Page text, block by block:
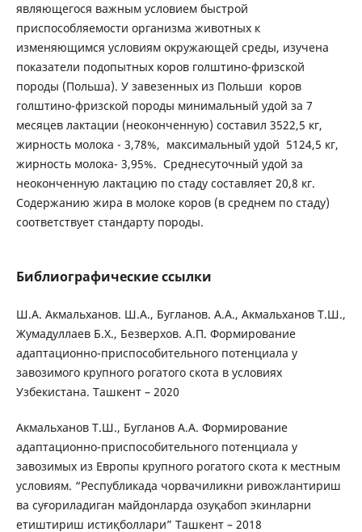
являющегося важным условием быстрой
приспособляемости организма животных к
изменяющимся условиям окружающей среды, изучена
показатели подопытных коров голштино-фризской
породы (Польша). У завезенных из Польши коров
голштино-фризской породы минимальный удой за 7
месяцев лактации (неоконченную) составил 3522,5 кг,
жирность молока - 3,78%, максимальный удой 5124,5 кг,
жирность молока- 3,95%. Среднесуточный удой за
неоконченную лактацию по стаду составляет 20,8 кг.
Содержанию жира в молоке коров (в среднем по стаду)
соответствует стандарту породы.
Библиографические ссылки
Ш.А. Акмальханов. Ш.А., Бугланов. А.А., Акмальханов Т.Ш.,
Жумадуллаев Б.Х., Безверхов. А.П. Формирование
адаптационно-приспособительного потенциала у
завозимого крупного рогатого скота в условиях
Узбекистана. Ташкент – 2020
Акмальханов Т.Ш., Бугланов А.А. Формирование
адаптационно-приспособительного потенциала у
завозимых из Европы крупного рогатого скота к местным
условиям. “Республикада чорвачиликни ривожлантириш
ва суғориладиган майдонларда озуқабоп экинларни
етиштириш истиқболлари” Ташкент – 2018